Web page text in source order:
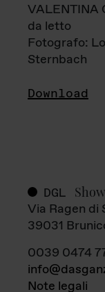
VALENTINA
da letto
Fotografo:
Sternbach
Download
DGL
Via Ragen di
39031
0039 0474
Note legali